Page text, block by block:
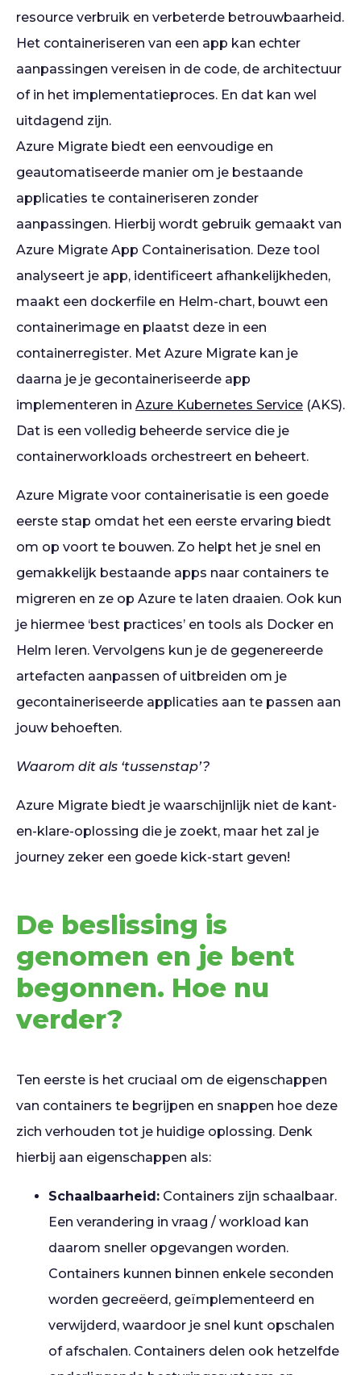
resource verbruik en verbeterde betrouwbaarheid.
Het containeriseren van een app kan echter
aanpassingen vereisen in de code, de architectuur
of in het implementatieproces. En dat kan wel
uitdagend zijn.
Azure Migrate biedt een eenvoudige en
geautomatiseerde manier om je bestaande
applicaties te containeriseren zonder
aanpassingen. Hierbij wordt gebruik gemaakt van
Azure Migrate App Containerisation. Deze tool
analyseert je app, identificeert afhankelijkheden,
maakt een dockerfile en Helm-chart, bouwt een
containerimage en plaatst deze in een
containerregister. Met Azure Migrate kan je
daarna je je gecontaineriseerde app
implementeren in Azure Kubernetes Service (AKS).
Dat is een volledig beheerde service die je
containerworkloads orchestreert en beheert.
Azure Migrate voor containerisatie is een goede
eerste stap omdat het een eerste ervaring biedt
om op voort te bouwen. Zo helpt het je snel en
gemakkelijk bestaande apps naar containers te
migreren en ze op Azure te laten draaien. Ook kun
je hiermee ‘best practices’ en tools als Docker en
Helm leren. Vervolgens kun je de gegenereerde
artefacten aanpassen of uitbreiden om je
gecontaineriseerde applicaties aan te passen aan
jouw behoeften.
Waarom dit als ‘tussenstap’?
Azure Migrate biedt je waarschijnlijk niet de kant-
en-klare-oplossing die je zoekt, maar het zal je
journey zeker een goede kick-start geven!
De beslissing is
genomen en je bent
begonnen. Hoe nu
verder?
Ten eerste is het cruciaal om de eigenschappen
van containers te begrijpen en snappen hoe deze
zich verhouden tot je huidige oplossing. Denk
hierbij aan eigenschappen als:
Schaalbaarheid: Containers zijn schaalbaar.
Een verandering in vraag / workload kan
daarom sneller opgevangen worden.
Containers kunnen binnen enkele seconden
worden gecreëerd, geïmplementeerd en
verwijderd, waardoor je snel kunt opschalen
of afschalen. Containers delen ook hetzelfde